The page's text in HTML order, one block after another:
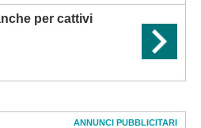
per cattivi
ANNUNCI PUBBLICITARI